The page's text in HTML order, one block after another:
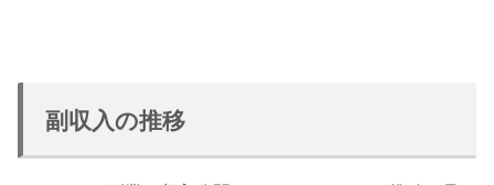
副収入の推移